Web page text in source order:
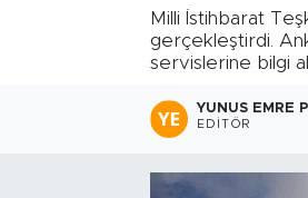
Milli İstihbarat
gerçekleştirdi.
servislerine bilgi
YUNUS EMRE
EDITÖR
Süper Lig Puan Durumu
Tüm Manşetler
Son Dakika Haberleri
Haber Arşivi